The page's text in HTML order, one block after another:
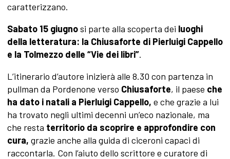
caratterizzano.
Sabato 15 giugnosi parte alla scoperta dei luoghi
della letteratura: la Chiusaforte di Pierluigi Cappello
e la Tolmezzo delle “Vie dei libri”.
L’itinerario d’autore inizierà alle 8.30 con partenza in
pullman da Pordenone verso Chiusaforte, il paese che
ha dato i natali a Pierluigi Cappello, e che grazie a lui
ha trovato negli ultimi decenni un’eco nazionale, ma
che resta territorio da scoprire e approfondire con
cura, grazie anche alla guida di ciceroni capaci di
raccontarla. Con l’aiuto dello scrittore e curatore di